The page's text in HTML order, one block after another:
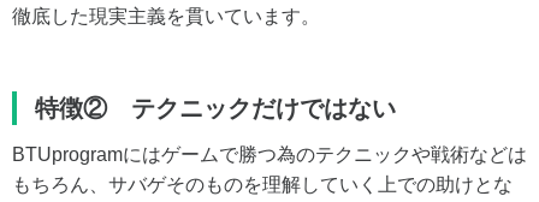
徹底した現実主義を貫いています。
特徴② テクニックだけではない
BTUprogramにはゲームで勝つ為のテクニックや戦術などは
もちろん、サバゲそのものを理解していく上での助けとな